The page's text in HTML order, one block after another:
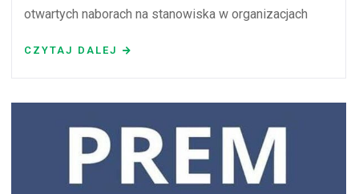
otwartych naborach na stanowiska w organizacjach
CZYTAJ DALEJ